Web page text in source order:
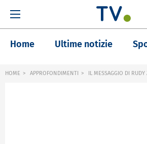
Home Ultime notizie
HOME APPROFONDIMENTI IL MESSAGGIO DI